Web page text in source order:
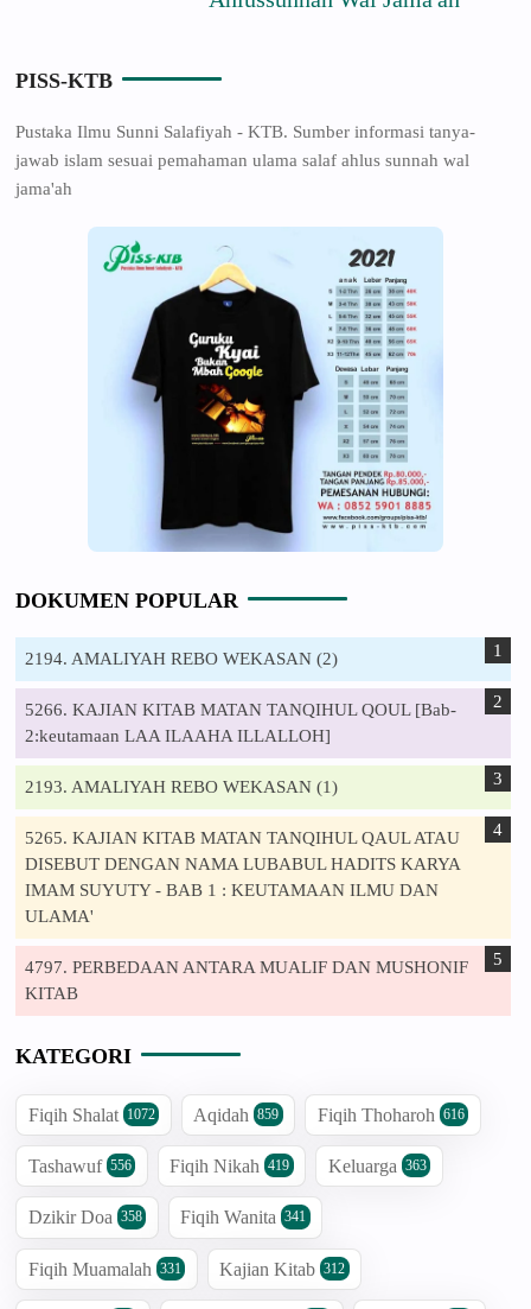
PISS-KTB
Pustaka Ilmu Sunni Salafiyah - KTB. Sumber informasi tanya-
jawab islam sesuai pemahaman ulama salaf ahlus sunnah wal
jama'ah
DOKUMEN POPULAR
2194. AMALIYAH REBO WEKASAN (2)
5266. KAJIAN KITAB MATAN TANQIHUL QOUL [Bab-
2:keutamaan LAA ILAAHA ILLALLOH]
2193. AMALIYAH REBO WEKASAN (1)
5265. KAJIAN KITAB MATAN TANQIHUL QAUL ATAU
DISEBUT DENGAN NAMA LUBABUL HADITS KARYA
IMAM SUYUTY - BAB 1 : KEUTAMAAN ILMU DAN
ULAMA'
4797. PERBEDAAN ANTARA MUALIF DAN MUSHONIF
KITAB
KATEGORI
Fiqih Shalat 1072 Aqidah 859 Fiqih Thoharoh 616
Tashawuf 556 Fiqih Nikah 419 Keluarga 363
Dzikir Doa 358 Fiqih Wanita 341
Fiqih Muamalah 331 Kajian Kitab 312